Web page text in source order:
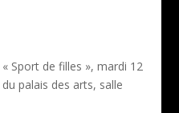
Sport de filles », mardi 12
palais des arts, salle